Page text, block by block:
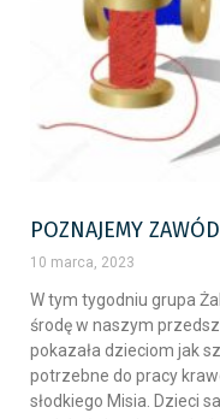
POZNAJEMY
10 marca, 2023
W tym tygodniu grupa
środę w naszym
pokazała dzieciom jak
potrzebne do pracy
słodkiego Misia. Dzieci